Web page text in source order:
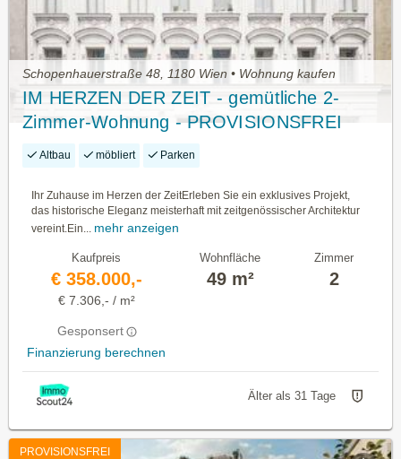
Schopenhauerstraße 48, 1180 Wien • Wohnung kaufen
IM HERZEN DER ZEIT - gemütliche 2-
Zimmer-Wohnung - PROVISIONSFREI
Altbau möbliert Parken
Ihr Zuhause im Herzen der ZeitErleben Sie ein exklusives Projekt,
das historische Eleganz meisterhaft mit zeitgenössischer Architektur
vereint.Ein... mehr anzeigen
Kaufpreis
€ 358.000,-
€ 7.306,- / m²
Gesponsert
Finanzierung berechnen
Wohnfläche
49 m²
Zimmer
2
Älter als 31 Tage
PROVISIONSFREI